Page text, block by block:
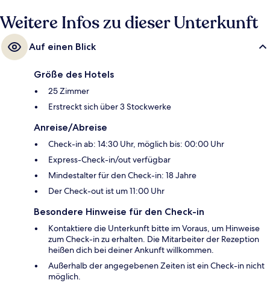
Minuten.
Weitere Infos zu dieser Unterkunft
Auf einen Blick
Größe des Hotels
25 Zimmer
Erstreckt sich über 3 Stockwerke
Anreise/Abreise
Check-in ab: 14:30 Uhr, möglich bis: 00:00 Uhr
Express-Check-in/out verfügbar
Mindestalter für den Check-in: 18 Jahre
Der Check-out ist um 11:00 Uhr
Besondere Hinweise für den Check-in
Kontaktiere die Unterkunft bitte im Voraus, um Hinweise
zum Check-in zu erhalten. Die Mitarbeiter der Rezeption
heißen dich bei deiner Ankunft willkommen.
Außerhalb der angegebenen Zeiten ist ein Check-in nicht
möglich.